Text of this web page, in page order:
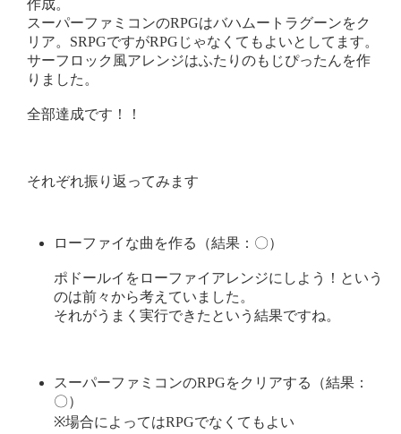
作成。
スーパーファミコンのRPGはバハムートラグーンをク
リア。SRPGですがRPGじゃなくてもよいとしてます。
サーフロック風アレンジはふたりのもじぴったんを作
りました。
全部達成です！！
それぞれ振り返ってみます
ローファイな曲を作る（結果：〇）
ポドールイをローファイアレンジにしよう！という
のは前々から考えていました。
それがうまく実行できたという結果ですね。
スーパーファミコンのRPGをクリアする（結果：
〇）
※場合によってはRPGでなくてもよい